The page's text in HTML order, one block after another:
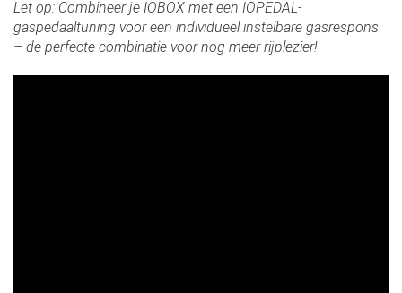
Let op: Combineer je IOBOX met een IOPEDAL-
gaspedaaltuning voor een individueel instelbare gasrespons
– de perfecte combinatie voor nog meer rijplezier!